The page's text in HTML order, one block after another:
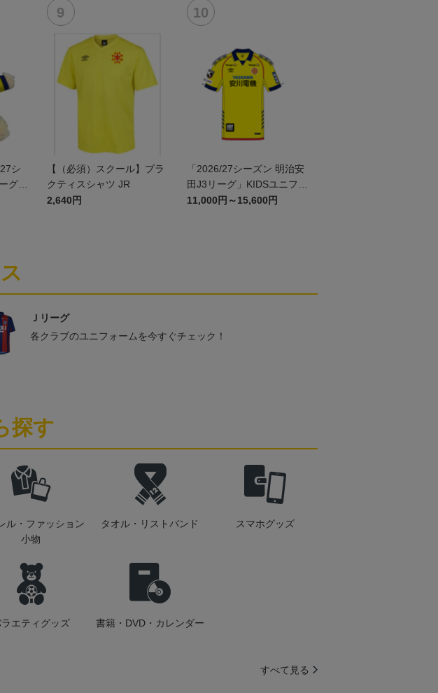
シ
グ」
【（必須）スクール】プラ
クティスシャツ JR
2,640円
「2026/27シーズン 明治安
田J3リーグ」KIDSユニフォ
ームFP1st
11,000円～15,600円
Ｊリーグ
各クラブのユニフォームを今すぐチェック！
探す
ル・ファッション
小物
タオル・リストバンド スマホグッズ
ラエティグッズ 書籍・DVD・カレンダー
すべて見る